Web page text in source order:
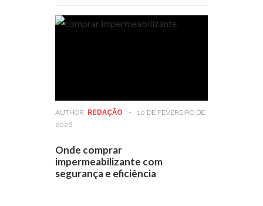
AUTHOR: REDAÇÃO -
10 DE FEVEREIRO DE
2026
Onde comprar
impermeabilizante com
segurança e eficiência